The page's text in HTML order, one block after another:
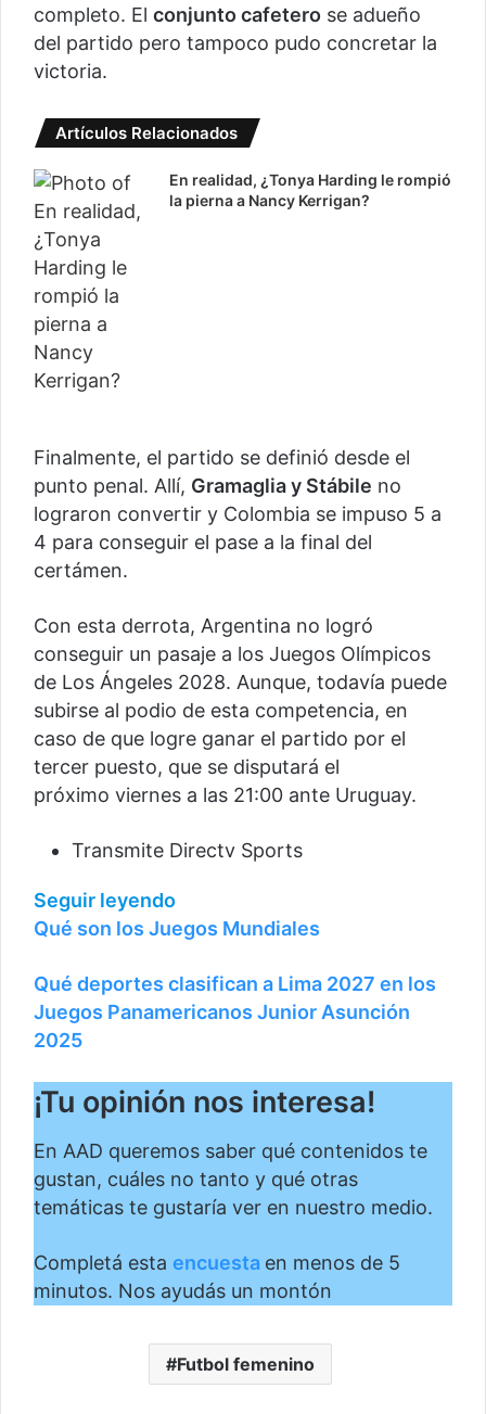
completo. El conjunto cafetero se adueño
del partido pero tampoco pudo concretar la
victoria.
Artículos Relacionados
En realidad, ¿Tonya Harding le rompió
la pierna a Nancy Kerrigan?
Finalmente, el partido se definió desde el
punto penal. Allí, Gramaglia y Stábile no
lograron convertir y Colombia se impuso 5 a
4 para conseguir el pase a la final del
certámen.
Con esta derrota, Argentina no logró
conseguir un pasaje a los Juegos Olímpicos
de Los Ángeles 2028. Aunque, todavía puede
subirse al podio de esta competencia, en
caso de que logre ganar el partido por el
tercer puesto, que se disputará el
próximo viernes a las 21:00 ante Uruguay.
Transmite Directv Sports
Seguir leyendo
Qué son los Juegos Mundiales
Qué deportes clasifican a Lima 2027 en los
Juegos Panamericanos Junior Asunción
2025
¡Tu opinión nos interesa!
En AAD queremos saber qué contenidos te
gustan, cuáles no tanto y qué otras
temáticas te gustaría ver en nuestro medio.
Completá esta encuesta en menos de 5
minutos. Nos ayudás un montón
Futbol femenino